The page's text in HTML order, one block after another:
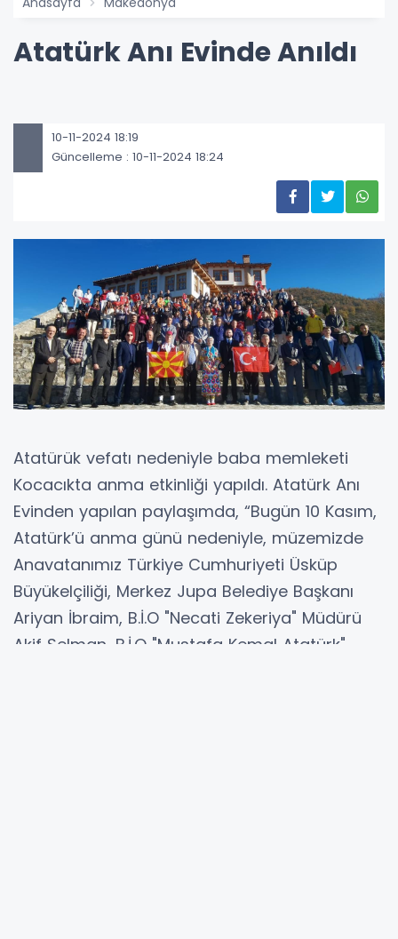
Atatürk Anı Evinde Anıldı
10-11-2024 18:19
Güncelleme : 10-11-2024 18:24
Atatürük vefatı nedeniyle baba memleketi
Kocacıkta anma etkinliği yapıldı. Atatürk Anı
Evinden yapılan paylaşımda, “Bugün 10 Kasım,
Atatürk’ü anma günü nedeniyle, müzemizde
Anavatanımız Türkiye Cumhuriyeti Üsküp
Büyükelçiliği, Merkez Jupa Belediye Başkanı
Ariyan İbraim, B.İ.O "Necati Zekeriya" Müdürü
Akif Selman, B.İ.O "Mustafa Kemal Atatürk"